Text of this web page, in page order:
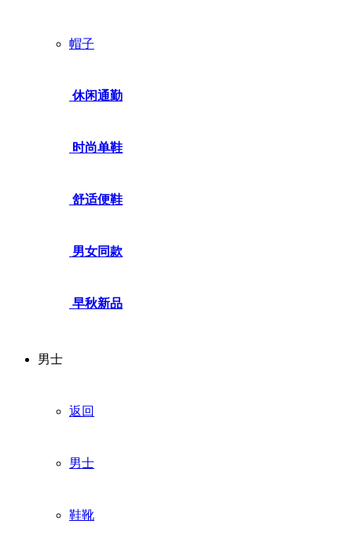
帽子
休闲通勤
时尚单鞋
舒适便鞋
男女同款
早秋新品
男士
返回
男士
鞋靴